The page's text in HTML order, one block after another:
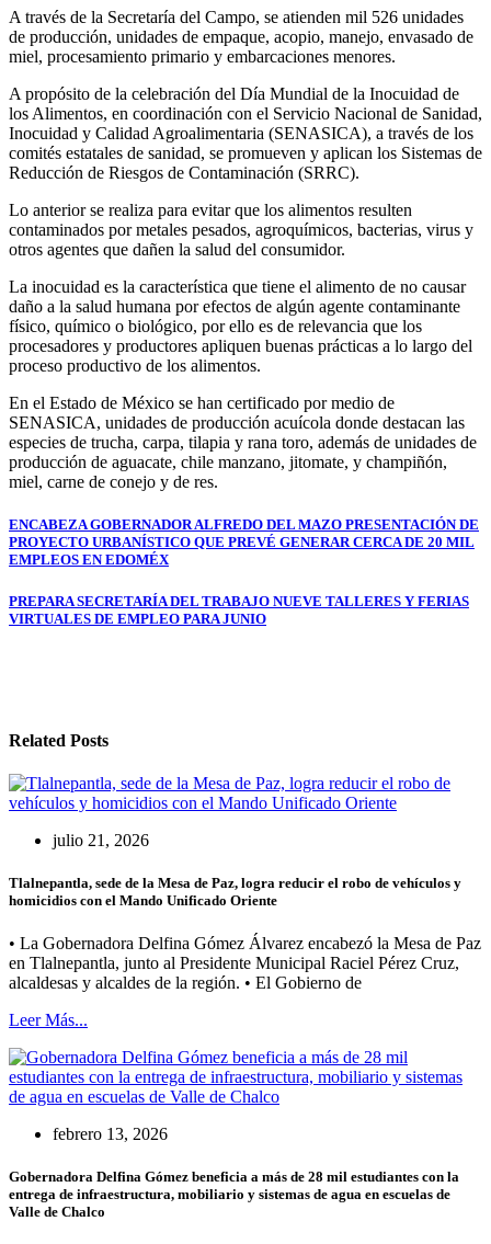
A través de la Secretaría del Campo, se atienden mil 526 unidades
de producción, unidades de empaque, acopio, manejo, envasado de
miel, procesamiento primario y embarcaciones menores.
A propósito de la celebración del Día Mundial de la Inocuidad de
los Alimentos, en coordinación con el Servicio Nacional de Sanidad,
Inocuidad y Calidad Agroalimentaria (SENASICA), a través de los
comités estatales de sanidad, se promueven y aplican los Sistemas de
Reducción de Riesgos de Contaminación (SRRC).
Lo anterior se realiza para evitar que los alimentos resulten
contaminados por metales pesados, agroquímicos, bacterias, virus y
otros agentes que dañen la salud del consumidor.
La inocuidad es la característica que tiene el alimento de no causar
daño a la salud humana por efectos de algún agente contaminante
físico, químico o biológico, por ello es de relevancia que los
procesadores y productores apliquen buenas prácticas a lo largo del
proceso productivo de los alimentos.
En el Estado de México se han certificado por medio de
SENASICA, unidades de producción acuícola donde destacan las
especies de trucha, carpa, tilapia y rana toro, además de unidades de
producción de aguacate, chile manzano, jitomate, y champiñón,
miel, carne de conejo y de res.
Navegación
de
ENCABEZA GOBERNADOR ALFREDO DEL MAZO PRESENTACIÓN DE
PROYECTO URBANÍSTICO QUE PREVÉ GENERAR CERCA DE 20 MIL
EMPLEOS EN EDOMÉX
PREPARA SECRETARÍA DEL TRABAJO NUEVE TALLERES Y FERIAS
VIRTUALES DE EMPLEO PARA JUNIO
Related Posts
julio 21, 2026
Tlalnepantla, sede de la Mesa de Paz, logra reducir el robo de vehículos y
homicidios con el Mando Unificado Oriente
• La Gobernadora Delfina Gómez Álvarez encabezó la Mesa de Paz
en Tlalnepantla, junto al Presidente Municipal Raciel Pérez Cruz,
alcaldesas y alcaldes de la región. • El Gobierno de
Leer Más...
febrero 13, 2026
Gobernadora Delfina Gómez beneficia a más de 28 mil estudiantes con la
entrega de infraestructura, mobiliario y sistemas de agua en escuelas de
Valle de Chalco